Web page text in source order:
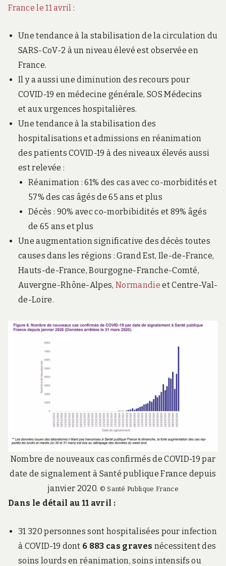
France le 11 avril :
Une tendance à la stabilisation de la circulation du
SARS-CoV-2 à un niveau élevé est observée en
France.
Il y a aussi une diminution des recours pour
COVID-19 en médecine générale, SOS Médecins
et aux urgences hospitalières.
Une tendance à la stabilisation des
hospitalisations et admissions en réanimation
des patients COVID-19 à des niveaux élevés aussi
est relevée :
Réanimation : 61% des cas avec co-morbidités et
57% des cas âgés de 65 ans et plus
Décès : 90% avec co-morbibidités et 89% âgés
de 65 ans et plus
Une augmentation significative des décès toutes
causes dans les régions : Grand Est, Ile-de-France,
Hauts-de-France, Bourgogne-Franche-Comté,
Auvergne-Rhône-Alpes,Normandie et Centre-Val-
de-Loire.
Nombre de nouveaux cas confirmés de COVID-19 par
date de signalement à Santé publique France depuis
janvier 2020. © Santé Publique France
Dans le détail au 11 avril :
31 320 personnes sont hospitalisées pour infection
à COVID-19 dont 6 883 cas graves nécessitent des
soins lourds en réanimation, soins intensifs ou